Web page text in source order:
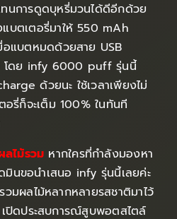
นการดูดบุหรี่มวนได้ดีอีกด้วย
บตเตอรี่มาให้ 550 mAh
อแบตหมดด้วยสาย USB
โดย infy 6000 puff รุ่นนี้
ด้วยนะ ใช้เวลาเพียงไม่
รี่ก็จะเต็ม 100% ในทันที
ไม้รวม หากใครที่กำลังมองหา
นขอนำเสนอ infy รุ่นนี้เลยค่ะ
วมผลไม้หลากหลายรสชาติมาไว้
ปิดประสบการณ์สูบพอตสไตล์